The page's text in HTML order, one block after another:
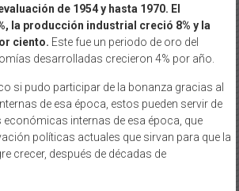
de 1954 y hasta 1970. El
la producción industrial creció 8% y la
ciento. Este fue un periodo de oro del
desarrolladas crecieron 4% por año.
si pudo participar de la bonanza gracias al
de esa época, estos pueden servir de
internas de esa época, que
políticas actuales que sirvan para que la
crecer, después de décadas de